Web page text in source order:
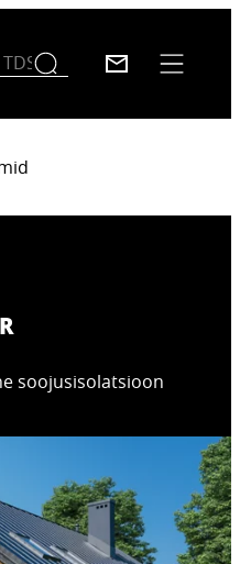
soojusisolatsioon